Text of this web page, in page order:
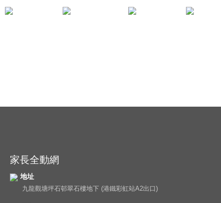
家長全動網
地址
九龍觀塘坪石邨翠石樓地下 (港鐵彩虹站A2出口)